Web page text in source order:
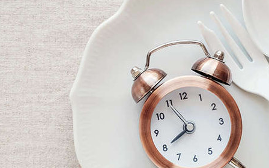
Вопрос эксперту
Папа может
Худеем правильно
Бьютихакер / Мама-хакер
Выбор визажистов